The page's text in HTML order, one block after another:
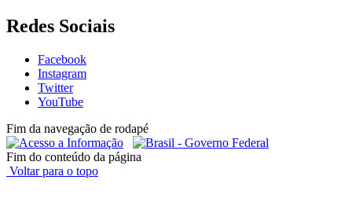
Redes Sociais
Facebook
Instagram
Twitter
YouTube
Fim da navegação de rodapé
Fim do conteúdo da página
Voltar para o topo